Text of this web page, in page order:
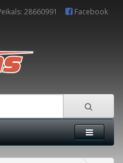
28660991 Facebook